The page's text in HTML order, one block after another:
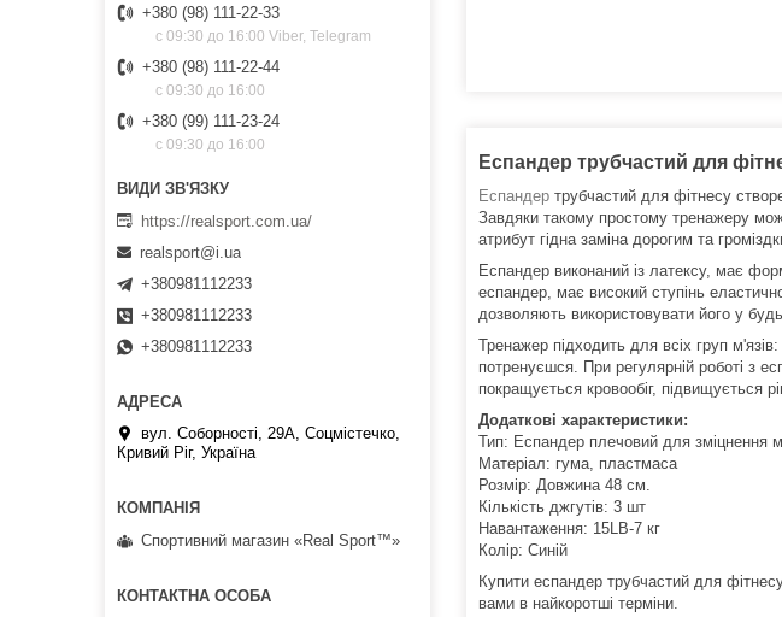
Еспандер трубчастий для
Еспандер трубчастий для фітнесу
Завдяки такому простому тренажеру
атрибут гідна заміна дорогим та
Еспандер виконаний із латексу, має
еспандер, має високий ступінь
дозволяють використовувати його у
Тренажер підходить для всіх груп
потренуєшся.
При регулярній роботі з
покращується кровообіг, підвищується
Додаткові характеристики:
Тип: Еспандер плечовий для зміцнення
Матеріал: гума, пластмаса
Розмір: Довжина 48 см.
Кількість джгутів: 3 шт
Навантаження: 15LB-7 кг
Колір: Синій
Купити еспандер трубчастий для
вами в найкоротші терміни.
+380 (98) 111-22-33
с 09:30 до 16:00 Viber, Telegram
+380 (98) 111-22-44
с 09:30 до 16:00
+380 (99) 111-23-24
с 09:30 до 16:00
https://realsport.com.ua/
realsport@i.ua
+380981112233
+380981112233
+380981112233
вул. Соборності, 29А, Соцмістечко,
Кривий Ріг, Україна
Спортивний магазин «Real Sport™»